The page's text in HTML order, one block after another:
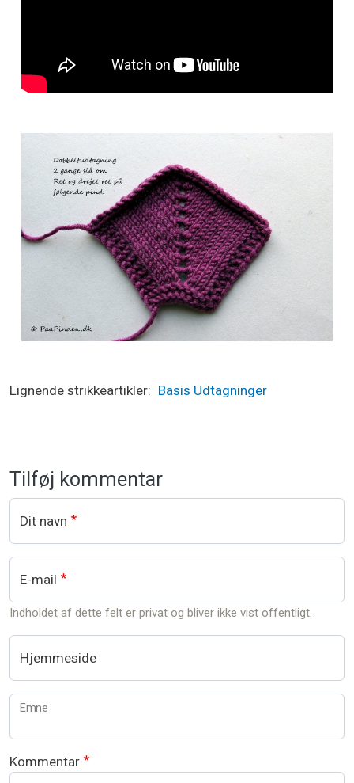
Lignende strikkeartikler Basis Udtagninger
Tilføj kommentar
Dit navn
E-mail
Indholdet af dette felt er privat og bliver ikke vist offentligt.
Hjemmeside
Emne
Kommentar